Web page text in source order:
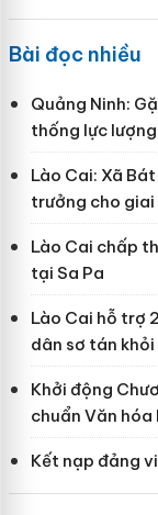
Bài đọc nhiều
Quảng Ninh:
thống lực
Lào Cai: Xã
trưởng cho
Lào Cai chấp
tại Sa Pa
Lào Cai hỗ trợ
dân sơ tán
Khởi động
chuẩn Văn
Kết nạp đảng